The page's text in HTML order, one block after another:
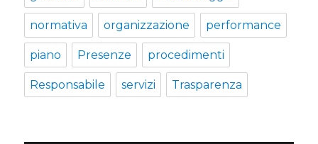
normativa organizzazione performance
piano Presenze procedimenti
Responsabile servizi Trasparenza